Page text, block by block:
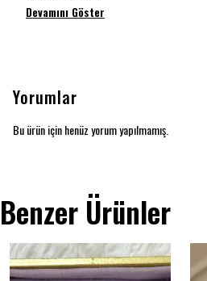
Devamını Göster
Yorumlar
Bu ürün için henüz yorum yapılmamış.
Benzer Ürünler